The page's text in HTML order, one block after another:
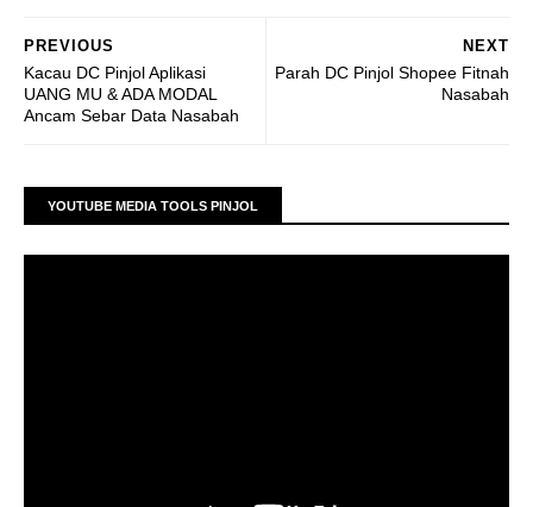
NEXT
Parah DC Pinjol Shopee Fitnah
Nasabah
PREVIOUS
Kacau DC Pinjol Aplikasi
UANG MU & ADA MODAL
Ancam Sebar Data Nasabah
YOUTUBE MEDIA TOOLS PINJOL